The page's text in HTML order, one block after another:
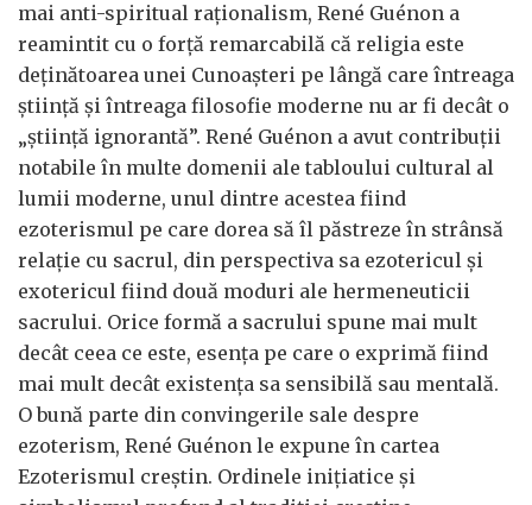
mai anti-spiritual raționalism, René Guénon a
reamintit cu o forță remarcabilă că religia este
deținătoarea unei Cunoașteri pe lângă care întreaga
știință și întreaga filosofie moderne nu ar fi decât o
„știință ignorantă”. René Guénon a avut contribuții
notabile în multe domenii ale tabloului cultural al
lumii moderne, unul dintre acestea fiind
ezoterismul pe care dorea să îl păstreze în strânsă
relație cu sacrul, din perspectiva sa ezotericul și
exotericul fiind două moduri ale hermeneuticii
sacrului. Orice formă a sacrului spune mai mult
decât ceea ce este, esența pe care o exprimă fiind
mai mult decât existența sa sensibilă sau mentală.
O bună parte din convingerile sale despre
ezoterism, René Guénon le expune în cartea
Ezoterismul creștin. Ordinele inițiatice și